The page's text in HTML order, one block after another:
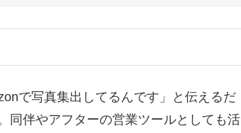
で写真集出してるんです」と伝えるだ
同伴やアフターの営業ツールとしても活